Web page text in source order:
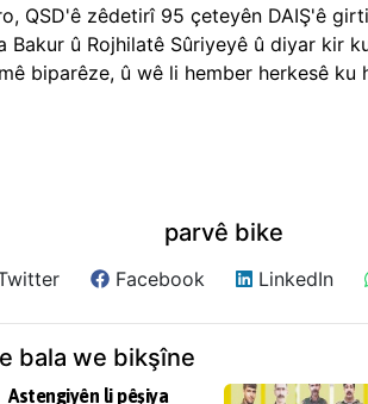
QSD'ê zêdetirî 95 çeteyên DAIŞ'ê
Bakur û Rojhilatê Sûriyeyê û diyar kir
biparêze, û wê li hember herkesê
parvê bike
Facebook LinkedIn
bala we bikşîne
Astengiyên li pêşiya